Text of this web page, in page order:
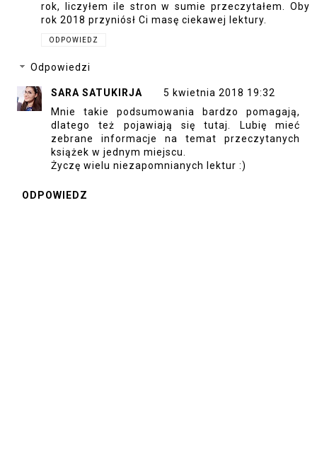
rok, liczyłem ile stron w sumie przeczytałem. Oby
rok 2018 przyniósł Ci masę ciekawej lektury.
ODPOWIEDZ
Odpowiedzi
SARA SATUKIRJA
5 kwietnia 2018 19:32
Mnie takie podsumowania bardzo pomagają,
dlatego też pojawiają się tutaj. Lubię mieć
zebrane informacje na temat przeczytanych
książek w jednym miejscu.
Życzę wielu niezapomnianych lektur :)
ODPOWIEDZ